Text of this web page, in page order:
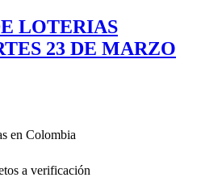
LOTERIAS
23 DE MARZO
en Colombia
a verificación